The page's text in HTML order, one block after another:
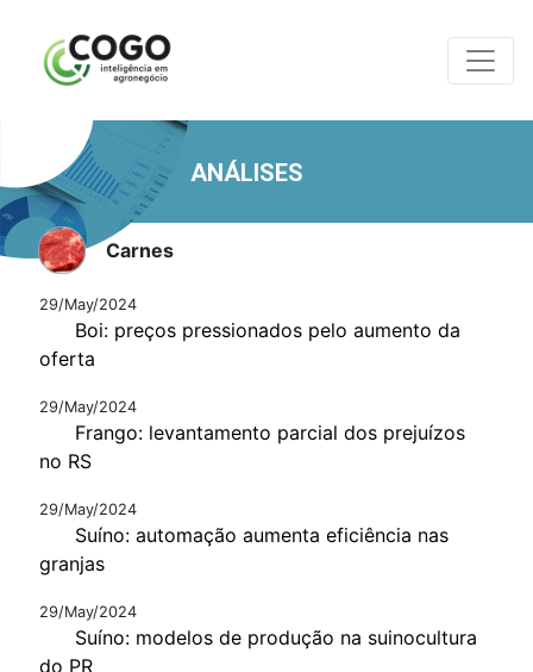
ANÁLISES
Carnes
29/May/2024
Boi: preços pressionados pelo aumento da
oferta
29/May/2024
Frango: levantamento parcial dos prejuízos
no RS
29/May/2024
Suíno: automação aumenta eficiência nas
granjas
29/May/2024
Suíno: modelos de produção na suinocultura
do PR